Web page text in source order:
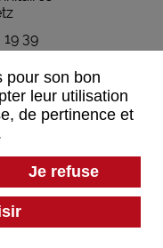
19 39
sociaux
pour son bon
leur utilisation
de pertinence et
Je refuse